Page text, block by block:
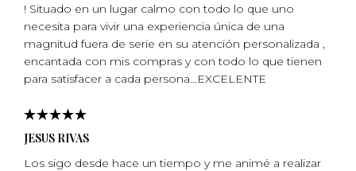
! Situado en un lugar calmo con todo lo que uno
necesita para vivir una experiencia única de una
magnitud fuera de serie en su atención personalizada ,
encantada con mis compras y con todo lo que tienen
para satisfacer a cada persona…EXCELENTE
JESUS RIVAS
Los sigo desde hace un tiempo y me animé a realizar